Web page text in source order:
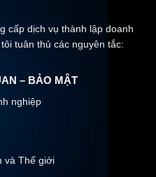
cấp dịch vụ thành lập doanh
tuân thủ các nguyên tắc:
– BẢO MẬT
nghiệp
và Thế giới